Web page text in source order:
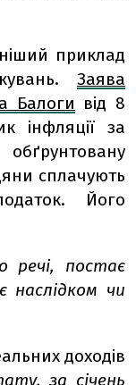
приклад
Заява
Балоги від 8
інфляції за
сплачують
Його
речі, постає
наслідком чи
доходів
за січень